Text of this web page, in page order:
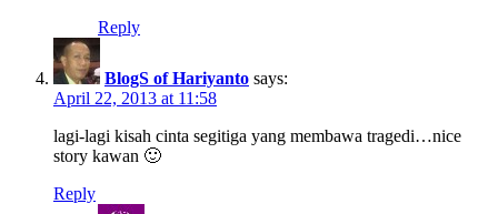
Reply
BlogS of Hariyanto says:
April 22, 2013 at 11:58
lagi-lagi kisah cinta segitiga yang membawa tragedi…nice
story kawan 🙂
Reply